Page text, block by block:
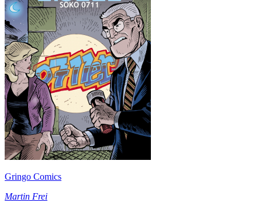
Gringo Comics
Martin Frei